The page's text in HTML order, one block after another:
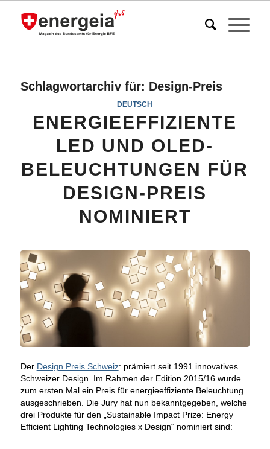
Schlagwortarchiv für: Design-Preis
DEUTSCH
ENERGIEEFFIZIENTE
LED UND OLED-
BELEUCHTUNGEN FÜR
DESIGN-PREIS
NOMINIERT
Der Design Preis Schweiz: prämiert seit 1991 innovatives
Schweizer Design. Im Rahmen der Edition 2015/16 wurde
zum ersten Mal ein Preis für energieeffiziente Beleuchtung
ausgeschrieben. Die Jury hat nun bekanntgegeben, welche
drei Produkte für den „Sustainable Impact Prize: Energy
Efficient Lighting Technologies x Design“ nominiert sind: